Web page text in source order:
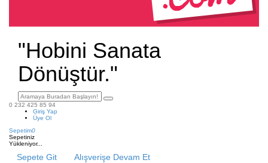
"Hobini Sanata
Dönüştür."
0 232 425 85 94
Giriş Yap
Üye Ol
Sepetim0
Sepetiniz
Yükleniyor...
Sepete Git Alışverişe Devam Et